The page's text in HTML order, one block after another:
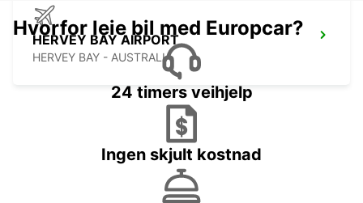
HERVEY BAY AIRPORT
HERVEY BAY - AUSTRALIA
Hvorfor leie bil med Europcar?
24 timers veihjelp
Ingen skjult kostnad